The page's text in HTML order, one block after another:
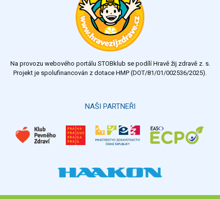
Výsledky Všechny ankety
Na provozu webového portálu STOBklub se podílí Hravě žij zdravě z. s.
Projekt je spolufinancován z dotace HMP (DOT/81/01/002536/2025).
NAŠI PARTNEŘI